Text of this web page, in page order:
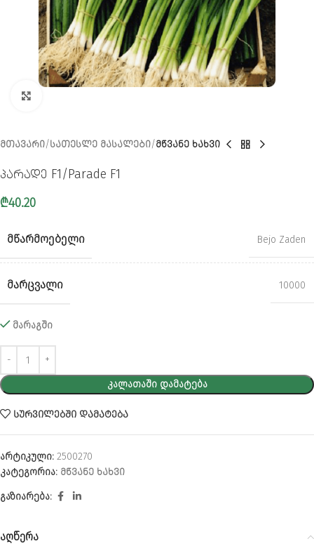
ᲛᲗᲐᲕᲐᲠᲘ ᲡᲐᲗᲔᲡᲚᲔ ᲛᲐᲡᲐᲚᲔᲑᲘ ᲛᲬᲕᲐᲜᲔ ᲮᲐᲮᲕᲘ
პარადე F1/Parade F1
₾40.20
ᲛᲬᲐᲠᲛᲝᲔᲑᲔᲚᲘ Bejo Zaden
ᲛᲐᲠᲪᲕᲐᲚᲘ 10000
მარაგში
ᲙᲐᲚᲐᲗᲐᲨᲘ ᲓᲐᲛᲐᲢᲔᲑᲐ
ᲡᲣᲠᲕᲘᲚᲔᲑᲨᲘ ᲓᲐᲛᲐᲢᲔᲑᲐ
არტიკული: 2500270
კატეგორია: ᲛᲬᲕᲐᲜᲔ ᲮᲐᲮᲕᲘ
გაზიარება:
აღწერა